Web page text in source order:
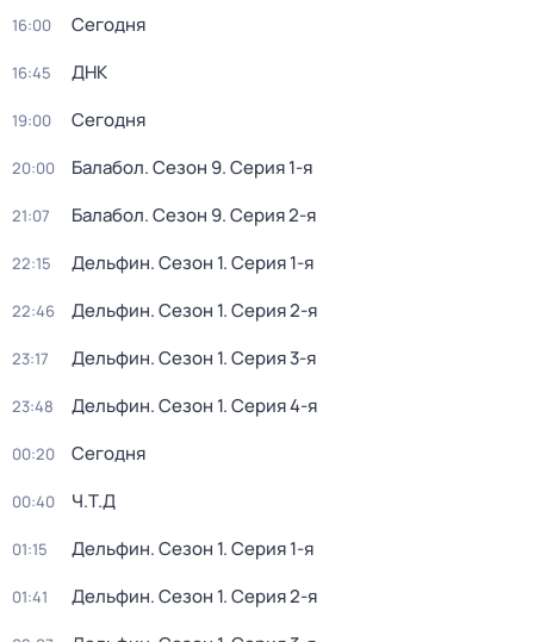
16:00 Сегодня
16:45 ДНК
19:00 Сегодня
20:00 Балабол. Сезон 9. Серия 1-я
21:07 Балабол. Сезон 9. Серия 2-я
22:15 Дельфин. Сезон 1. Серия 1-я
22:46 Дельфин. Сезон 1. Серия 2-я
23:17 Дельфин. Сезон 1. Серия 3-я
23:48 Дельфин. Сезон 1. Серия 4-я
00:20 Сегодня
00:40 Ч.T.Д
01:15 Дельфин. Сезон 1. Серия 1-я
01:41 Дельфин. Сезон 1. Серия 2-я